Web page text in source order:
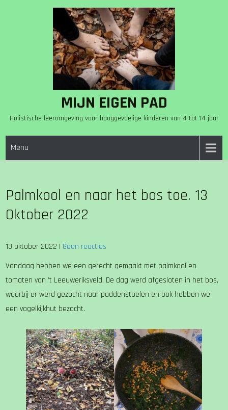
MIJN EIGEN PAD
Holistische leeromgeving voor hooggevoelige kinderen van 4 tot 14 jaar
Menu
Palmkool en naar het bos toe. 13
Oktober 2022
13 oktober 2022 | Geen reacties
Vandaag hebben we een gerecht gemaakt met palmkool en
tomaten van ’t Leeuweriksveld. De dag werd afgesloten in het bos,
waarbij er werd gezocht naar paddenstoelen en ook hebben we
een vogelkijkhut bezocht.